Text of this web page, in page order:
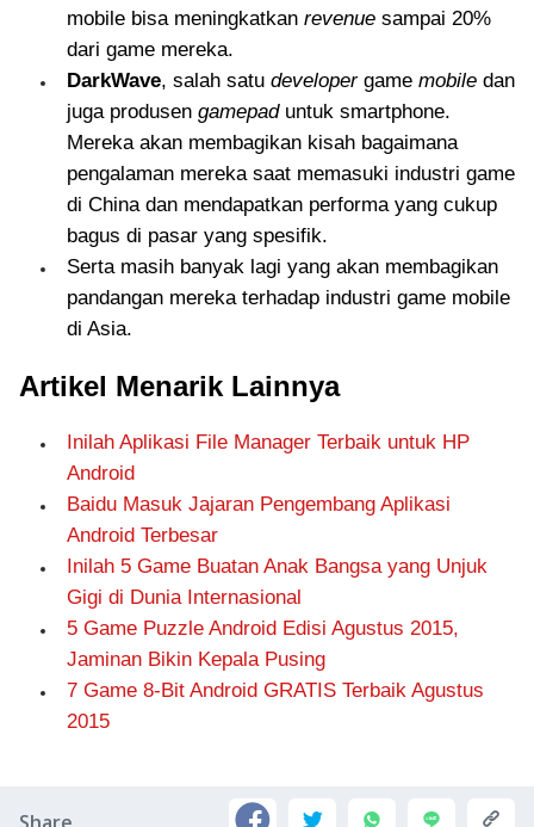
mobile bisa meningkatkan revenue sampai 20%
dari game mereka.
DarkWave, salah satu developergame mobile dan
juga produsen gamepaduntuk smartphone.
Mereka akan membagikan kisah bagaimana
pengalaman mereka saat memasuki industri game
di China dan mendapatkan performa yang cukup
bagus di pasar yang spesifik.
Serta masih banyak lagi yang akan membagikan
pandangan mereka terhadap industri game mobile
di Asia.
Artikel Menarik Lainnya
Inilah Aplikasi File Manager Terbaik untuk HP
Android
Baidu Masuk Jajaran Pengembang Aplikasi
Android Terbesar
Inilah 5 Game Buatan Anak Bangsa yang Unjuk
Gigi di Dunia Internasional
5 Game Puzzle Android Edisi Agustus 2015,
Jaminan Bikin Kepala Pusing
7 Game 8-Bit Android GRATIS Terbaik Agustus
2015